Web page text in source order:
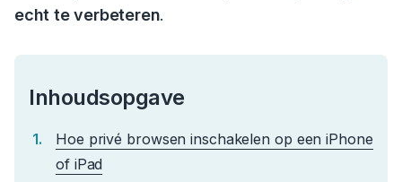
echt te verbeteren.
Inhoudsopgave
Hoe privé browsen inschakelen op een iPhone
of iPad